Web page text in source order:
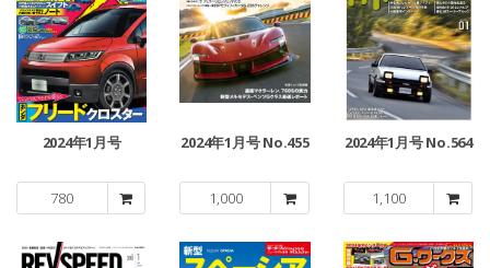
2024年1月号
780
2024年1月号 No.455
1,000
2024年1月号 No.564
1,100